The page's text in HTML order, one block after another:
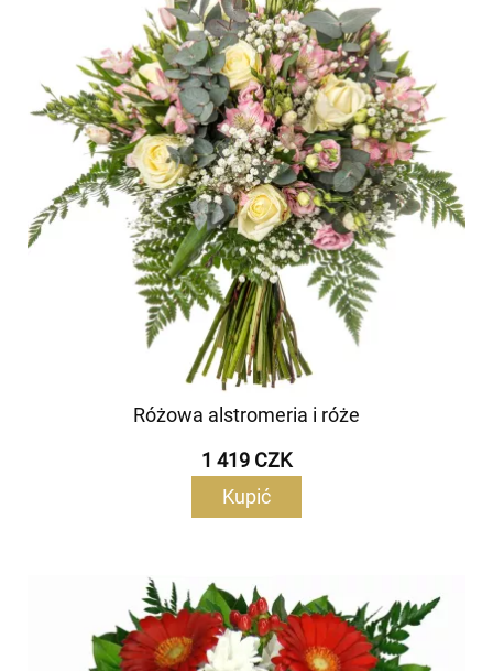
Różowa alstromeria i róże
1 419 CZK
Kupić